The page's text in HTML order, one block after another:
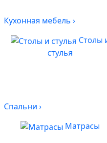
Кухонная мебель ›
Столы
стулья
Спальни ›
Матрасы